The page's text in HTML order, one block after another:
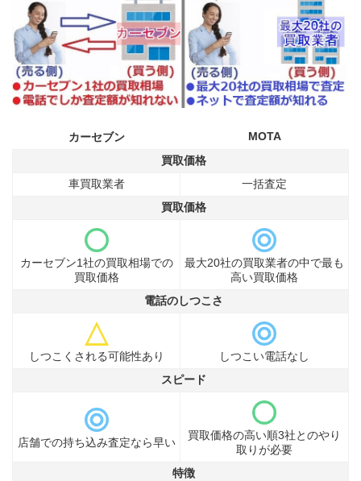
カーセブン
MOTA
買取価格
車買取業者
一括査定
買取価格
カーセブン1社の買取相場での
買取価格
最大20社の買取業者の中で最も
高い買取価格
電話のしつこさ
しつこくされる可能性あり
しつこい電話なし
スピード
店舗での持ち込み査定なら早い
買取価格の高い順3社とのやり
取りが必要
特徴